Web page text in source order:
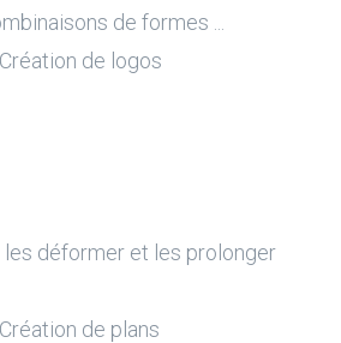
de formes ...
de logos
les déformer et les prolonger
de plans